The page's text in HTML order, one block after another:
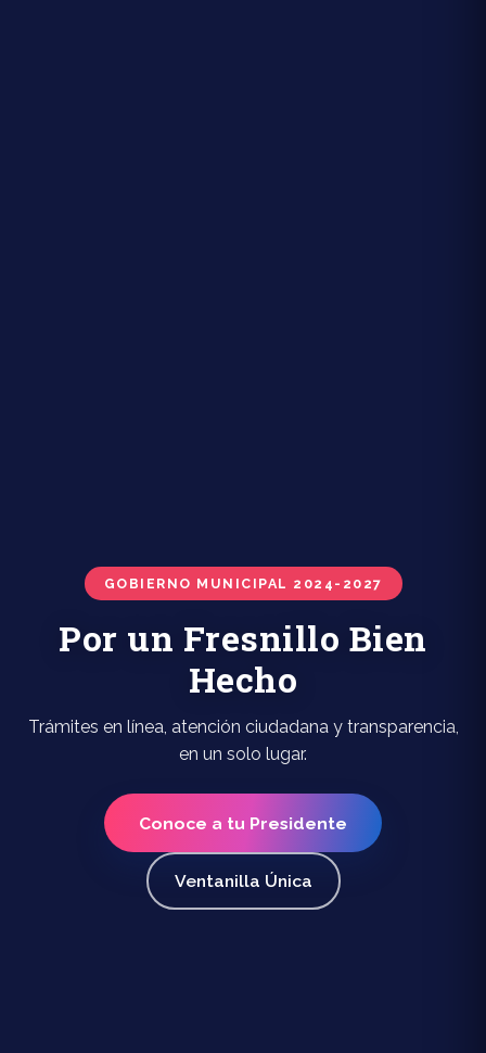
GOBIERNO MUNICIPAL 2024-2027
Por un Fresnillo Bien
Hecho
Trámites en línea, atención ciudadana y transparencia,
en un solo lugar.
Conoce a tu Presidente
Ventanilla Única